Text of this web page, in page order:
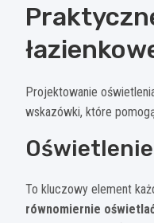
Projektowanie
wskazówki, które
To kluczowy element
równomiernie